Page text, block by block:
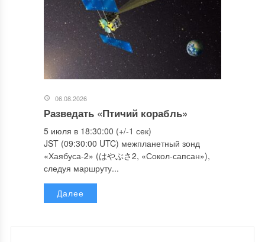
06.08.2026
Разведать «Птичий корабль»
5 июля в 18:30:00 (+/-1 сек)
JST (09:30:00 UTC) межпланетный зонд
«Хаябуса-2» (はやぶさ2, «Сокол-сапсан»),
следуя маршруту...
Далее